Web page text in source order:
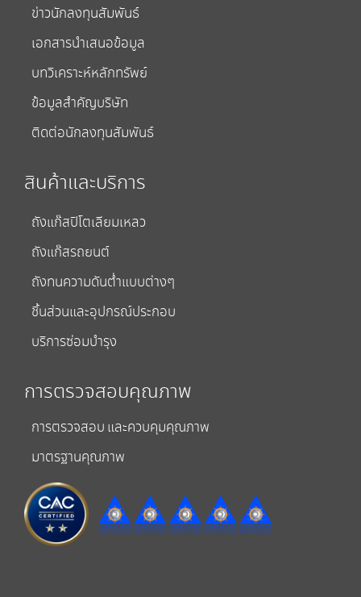
ข่าวนักลงทุนสัมพันธ์
เอกสารนำเสนอข้อมูล
บทวิเคราะห์หลักทรัพย์
ข้อมูลสำคัญบริษัท
ติดต่อนักลงทุนสัมพันธ์
สินค้าและบริการ
ถังแก๊สปิโตเลียมเหลว
ถังแก๊สรถยนต์
ถังทนความดันต่ำแบบต่างๆ
ชิ้นส่วนและอุปกรณ์ประกอบ
บริการซ่อมบำรุง
การตรวจสอบคุณภาพ
การตรวจสอบ และควบคุมคุณภาพ
มาตรฐานคุณภาพ